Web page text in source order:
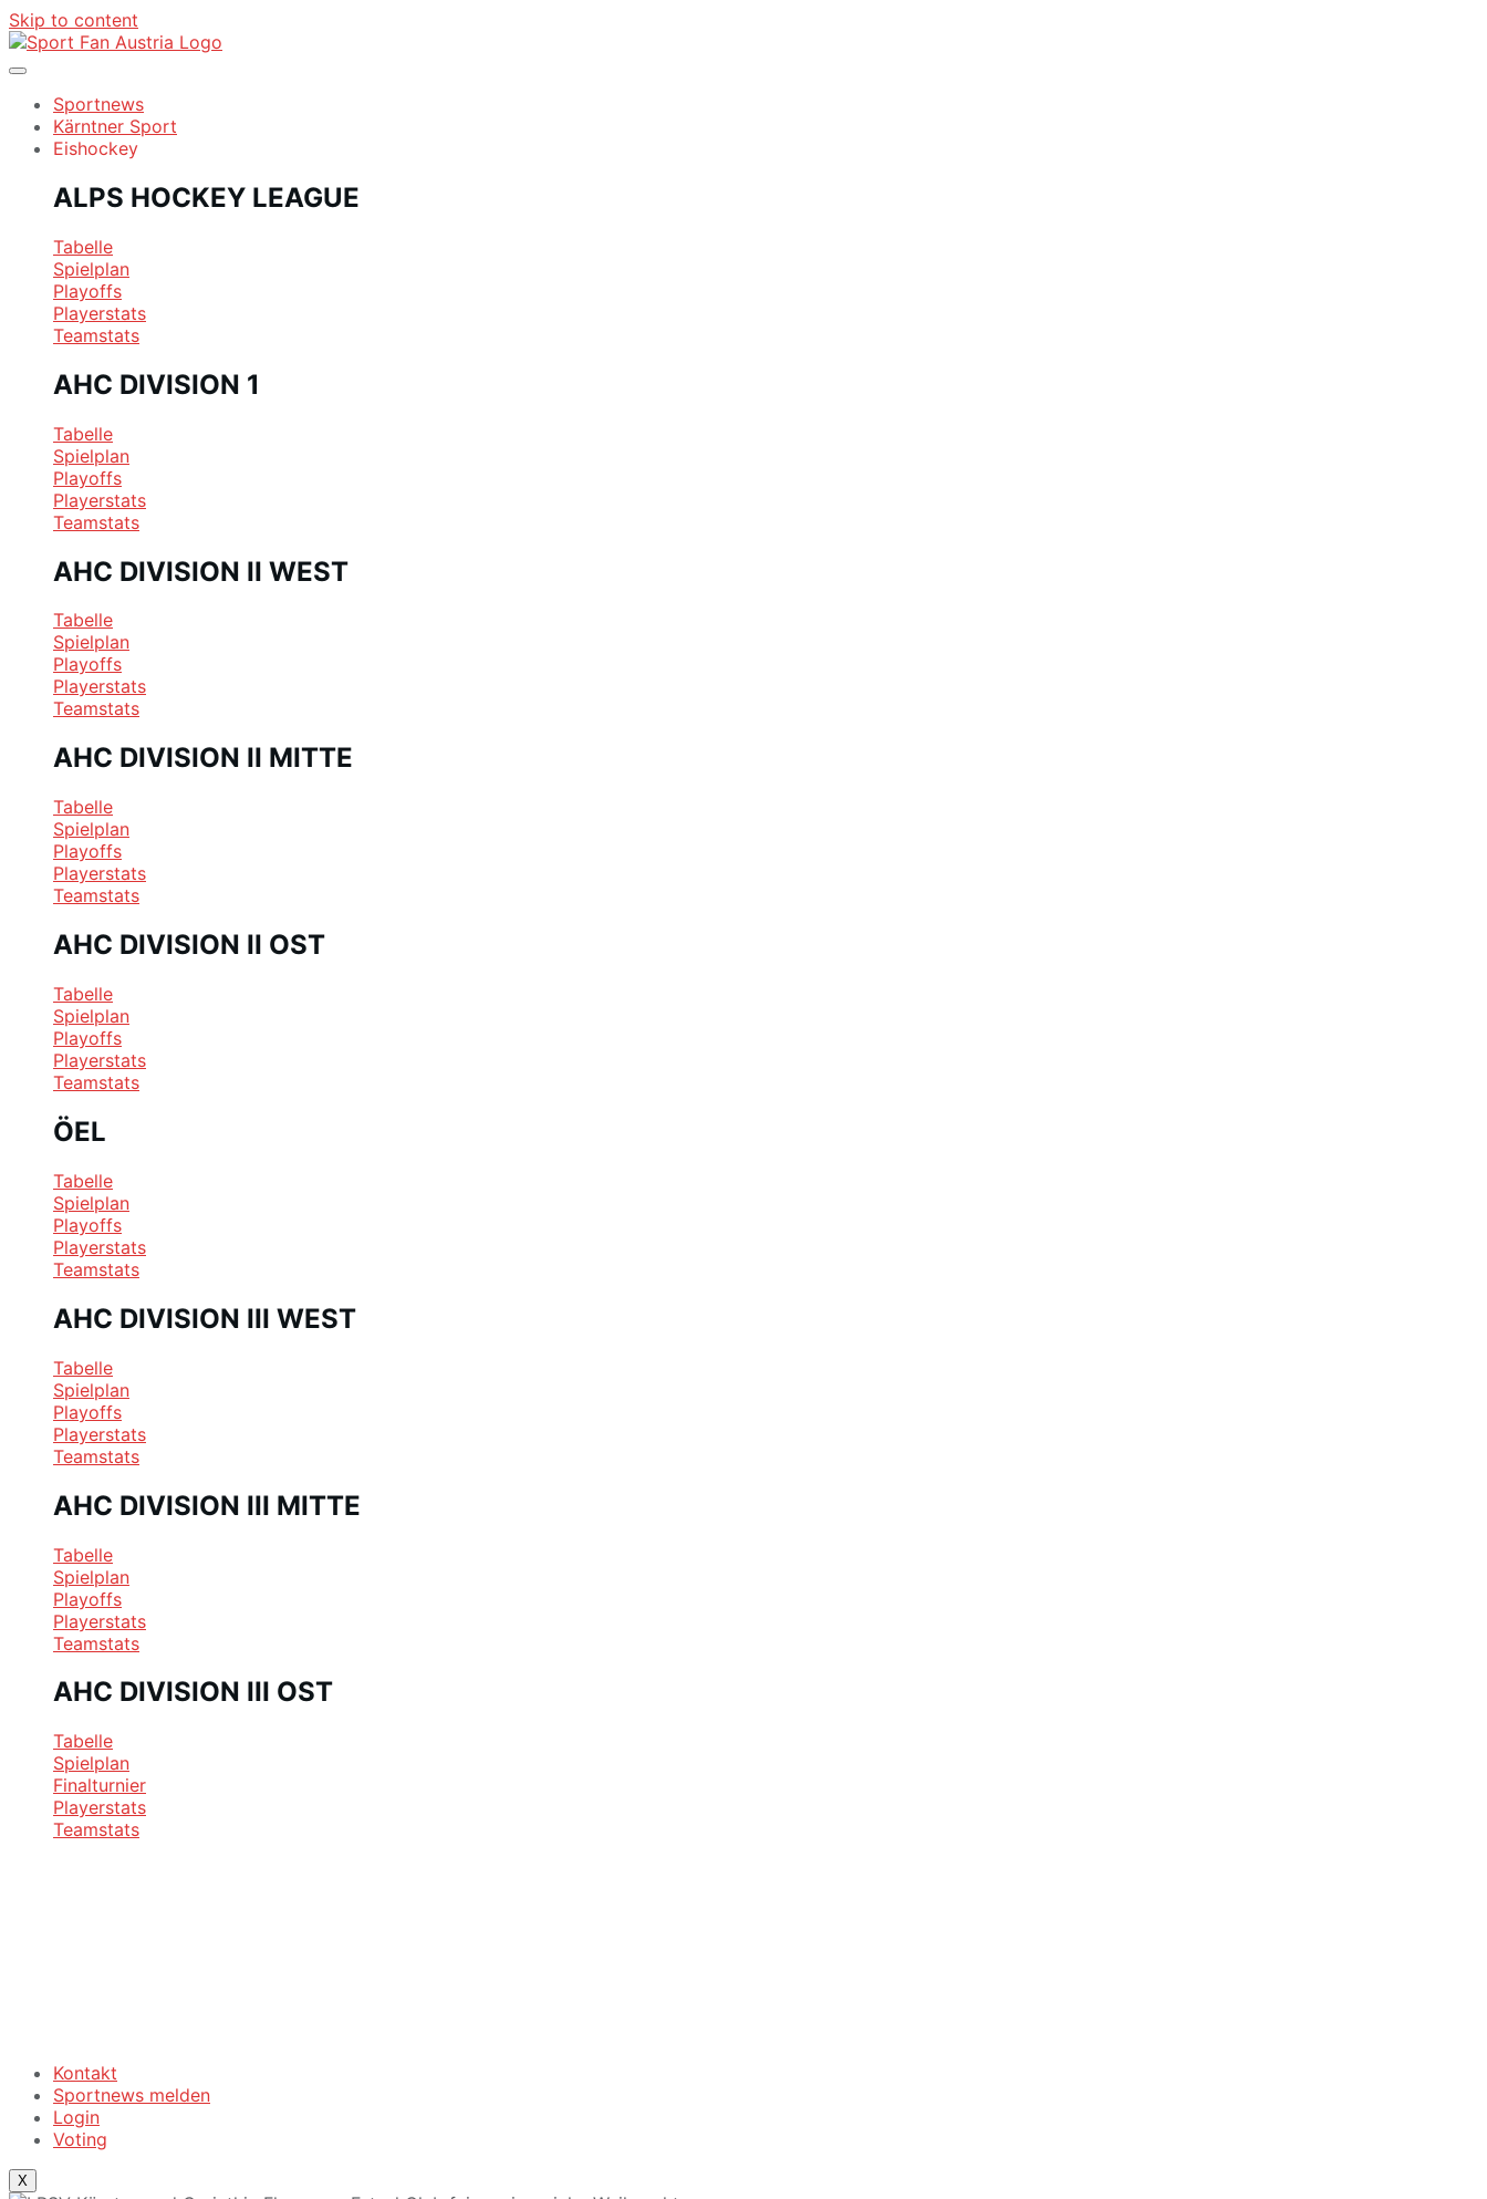
Skip to content
Sportnews
Kärntner Sport
Eishockey
ALPS HOCKEY LEAGUE
Tabelle
Spielplan
Playoffs
Playerstats
Teamstats
AHC DIVISION 1
Tabelle
Spielplan
Playoffs
Playerstats
Teamstats
AHC DIVISION II WEST
Tabelle
Spielplan
Playoffs
Playerstats
Teamstats
AHC DIVISION II MITTE
Tabelle
Spielplan
Playoffs
Playerstats
Teamstats
AHC DIVISION II OST
Tabelle
Spielplan
Playoffs
Playerstats
Teamstats
ÖEL
Tabelle
Spielplan
Playoffs
Playerstats
Teamstats
AHC DIVISION III WEST
Tabelle
Spielplan
Playoffs
Playerstats
Teamstats
AHC DIVISION III MITTE
Tabelle
Spielplan
Playoffs
Playerstats
Teamstats
AHC DIVISION III OST
Tabelle
Spielplan
Finalturnier
Playerstats
Teamstats
Kontakt
Sportnews melden
Login
Voting
X